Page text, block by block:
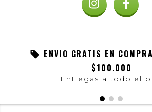
ENVIO GRATIS EN
$100.000
Entregas a todo el